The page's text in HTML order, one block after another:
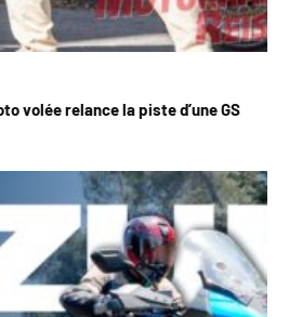
volée relance la piste d’une GS